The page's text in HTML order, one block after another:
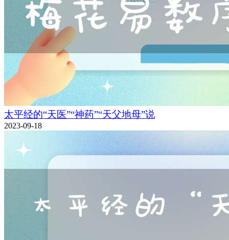
太平经的“天医”“神药”“天父地母”说
2023-09-18